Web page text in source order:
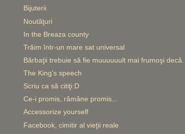
Bijuterii
Noutăţuri
In the Breaza county
Trăim într-un mare sat universal
Bărbaţii trebuie să fie muuuuuult mai frumoşi decâ...
The King's speech
Scriu ca să citiţi:D
Ce-i promis, rămâne promis...
Accessorize yourself
Facebook, cimitir al vieţii reale